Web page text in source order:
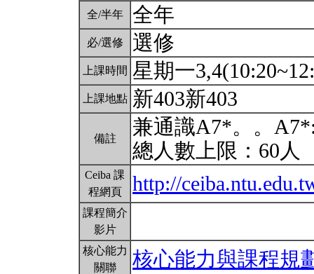
全/半年 全年
必/選修 選修
上課時間 星期一
上課地點 新403新403
備註
兼通識A7*。。
總人數上限：60人
Ceiba 課
程網頁
http://
課程簡介
影片
核心能力
關聯
核心能力與課程規